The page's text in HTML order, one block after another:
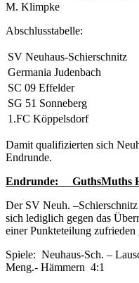
M. Klimpke
Abschlusstabelle:
SV Neuhaus-Schierschnitz
Germania Judenbach
SC 09 Effelder
SG 51 Sonneberg
1.FC Köppelsdorf
Damit qualifizierten sich
Endrunde.
Endrunde: GuthsMuths
Der SV Neuh.
sich lediglich gegen das
einer Punkteteilung zufrieden
Spiele: Neuhaus-Sch.
Meng.- Hämmern 4:1